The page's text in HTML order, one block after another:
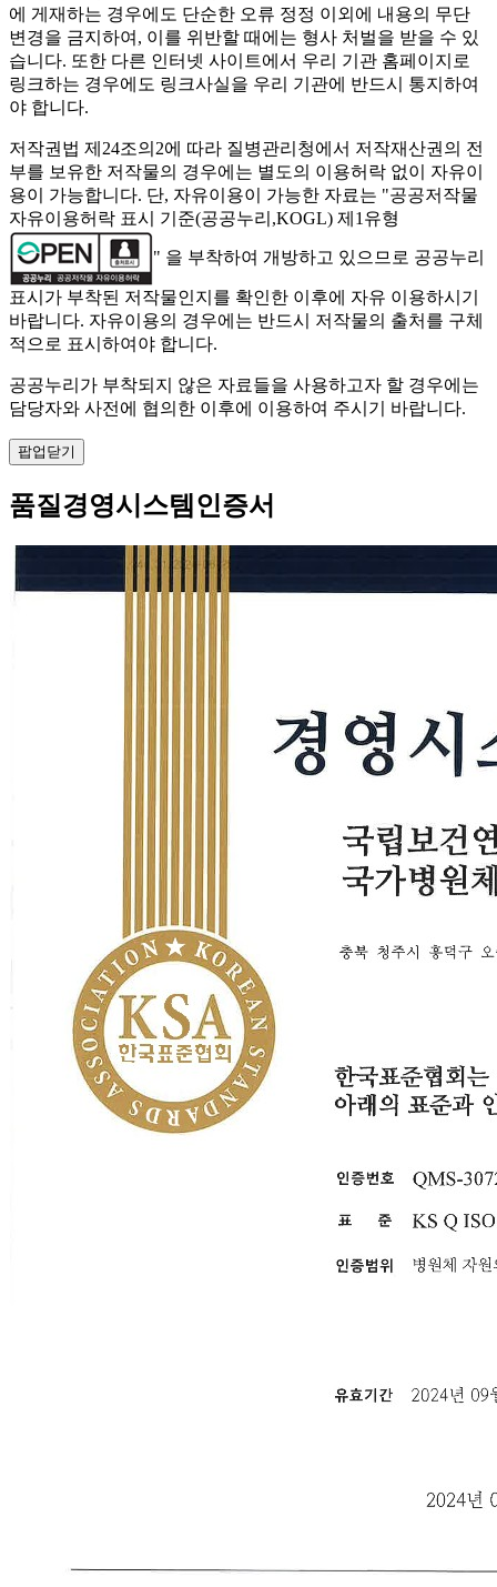
에 게재하는 경우에도 단순한 오류 정정 이외에 내용의 무단
변경을 금지하여, 이를 위반할 때에는 형사 처벌을 받을 수 있
습니다. 또한 다른 인터넷 사이트에서 우리 기관 홈페이지로
링크하는 경우에도 링크사실을 우리 기관에 반드시 통지하여
야 합니다.
저작권법 제24조의2에 따라 질병관리청에서 저작재산권의 전
부를 보유한 저작물의 경우에는 별도의 이용허락 없이 자유이
용이 가능합니다. 단, 자유이용이 가능한 자료는 "공공저작물
자유이용허락 표시 기준(공공누리,KOGL) 제1유형
" 을 부착하여 개방하고 있으므로 공공누리
표시가 부착된 저작물인지를 확인한 이후에 자유 이용하시기
바랍니다. 자유이용의 경우에는 반드시 저작물의 출처를 구체
적으로 표시하여야 합니다.
공공누리가 부착되지 않은 자료들을 사용하고자 할 경우에는
담당자와 사전에 협의한 이후에 이용하여 주시기 바랍니다.
팝업닫기
품질경영시스템인증서